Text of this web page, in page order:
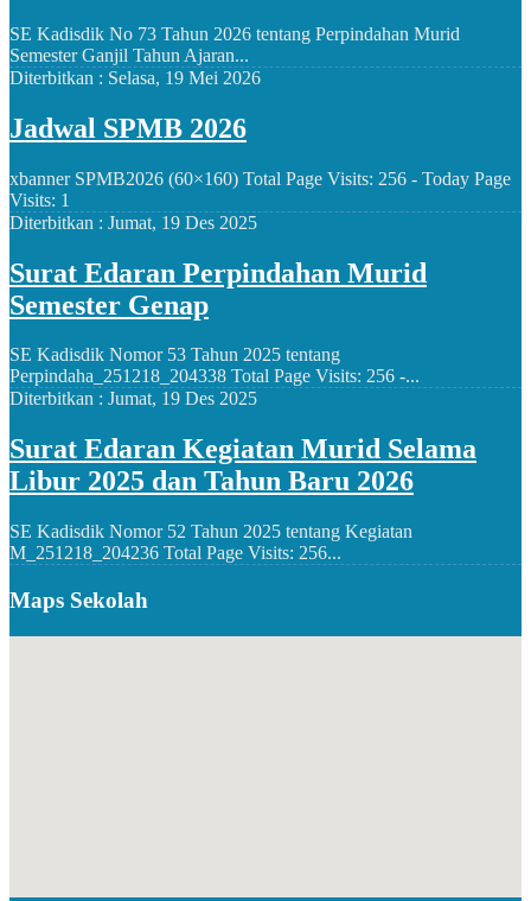
SE Kadisdik No 73 Tahun 2026 tentang Perpindahan Murid
Semester Ganjil Tahun Ajaran...
Diterbitkan : Selasa, 19 Mei 2026
Jadwal SPMB 2026
xbanner SPMB2026 (60×160) Total Page Visits: 256 - Today Page
Visits: 1
Diterbitkan : Jumat, 19 Des 2025
Surat Edaran Perpindahan Murid
Semester Genap
SE Kadisdik Nomor 53 Tahun 2025 tentang
Perpindaha_251218_204338 Total Page Visits: 256 -...
Diterbitkan : Jumat, 19 Des 2025
Surat Edaran Kegiatan Murid Selama
Libur 2025 dan Tahun Baru 2026
SE Kadisdik Nomor 52 Tahun 2025 tentang Kegiatan
M_251218_204236 Total Page Visits: 256...
Maps Sekolah